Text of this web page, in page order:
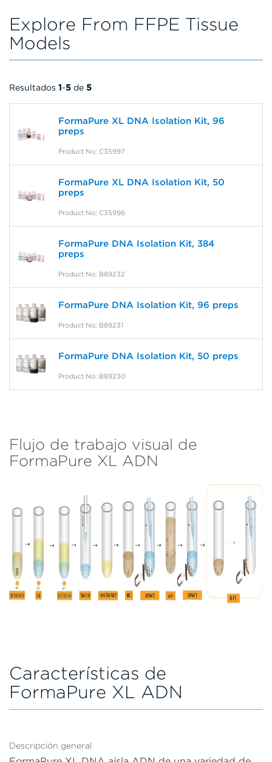
Explore From FFPE Tissue
Models
Resultados 1-5 de 5
FormaPure XL DNA Isolation Kit, 96
preps
Product No: C35997
FormaPure XL DNA Isolation Kit, 50
preps
Product No: C35996
FormaPure DNA Isolation Kit, 384
preps
Product No: B89232
FormaPure DNA Isolation Kit, 96 preps
Product No: B89231
FormaPure DNA Isolation Kit, 50 preps
Product No: B89230
Flujo de trabajo visual de
FormaPure XL ADN
Características de
FormaPure XL ADN
Descripción general